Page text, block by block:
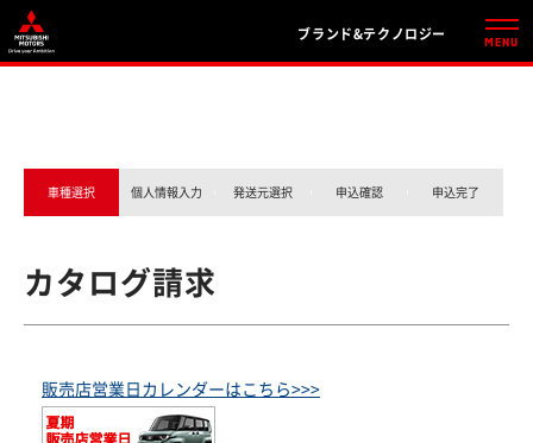
ブランド&テクノロジー
車種選択 個人情報入力 発送元選択 申込確認 申込完了
カタログ請求
販売店営業日カレンダーはこちら>>>